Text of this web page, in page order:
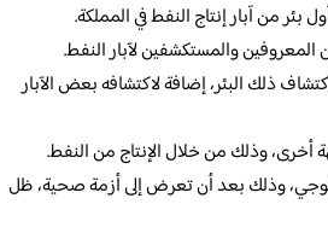
من آبار إنتاج النفط في المملكة.
والمستكشفين لآبار النفط.
ذلك البئر، إضافة لاكتشافه بعض الآبار
أخرى، وذلك من خلال الإنتاج من النفط.
وذلك بعد أن تعرض إلى أزمة صحية، ظل